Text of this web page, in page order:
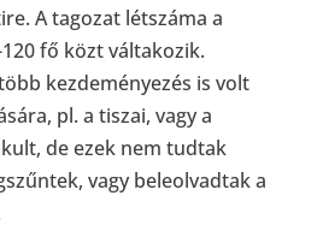
A tagozat létszáma a
fő közt váltakozik.
kezdeményezés is volt
pl. a tiszai, vagy a
de ezek nem tudtak
vagy beleolvadtak a